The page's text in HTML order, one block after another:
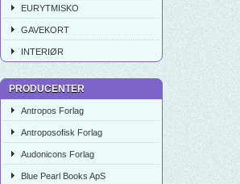
EURYTMISKO
GAVEKORT
INTERIØR
PRODUCENTER
Antropos Forlag
Antroposofisk Forlag
Audonicons Forlag
Blue Pearl Books ApS